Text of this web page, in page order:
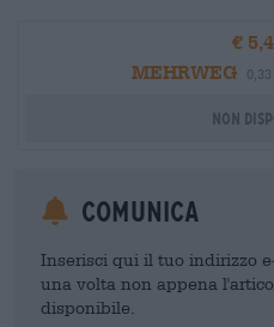
€
MEHRWEG
Non
Comunica
Inserisci qui il tuo indirizzo
una volta non appena
disponibile.